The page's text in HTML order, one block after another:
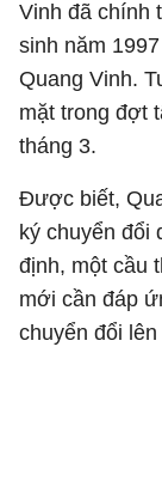
Vinh đã chính
sinh năm
Quang Vinh.
mặt trong đợt
tháng 3.
Được biết,
ký chuyển đổi
định, một cầu
mới cần đáp
chuyển đổi